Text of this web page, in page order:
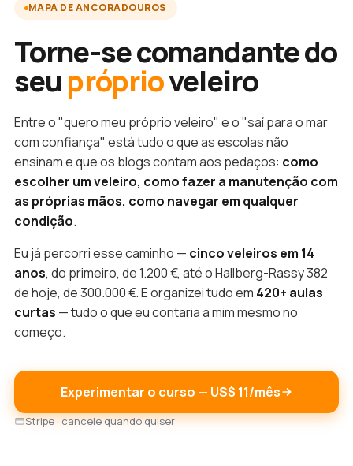
MAPA DE ANCORADOUROS
Torne-se comandante do
seupróprioveleiro
Entre o "quero meu próprio veleiro" e o "saí para o mar
com confiança" está tudo o que as escolas não
ensinam e que os blogs contam aos pedaços: como
escolher um veleiro, como fazer a manutenção com
as próprias mãos, como navegar em qualquer
condição.
Eu já percorri esse caminho — cinco veleiros em 14
anos, do primeiro, de 1.200 €, até o Hallberg-Rassy 382
de hoje, de 300.000 €. E organizei tudo em 420+ aulas
curtas — tudo o que eu contaria a mim mesmo no
começo.
Experimentar o curso — US$ 11/mês
Stripe · cancele quando quiser